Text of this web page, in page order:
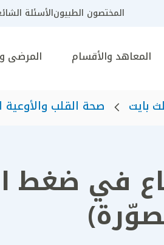
المختصون الطبيونالأسئلة
المعاهد والأقسام المرضى
بايت صحة القلب والأوعية
في ضغط